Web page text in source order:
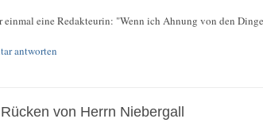
einmal eine Redakteurin: "Wenn ich Ahnung von den
antworten
von Herrn Niebergall